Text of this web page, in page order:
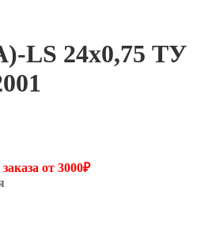
LS 24х0,75 ТУ
от 3000₽